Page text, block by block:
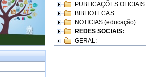
PUBLICAÇÕES
BIBLIOTECAS:
NOTICIAS (educação):
REDES SOCIAIS:
GERAL: